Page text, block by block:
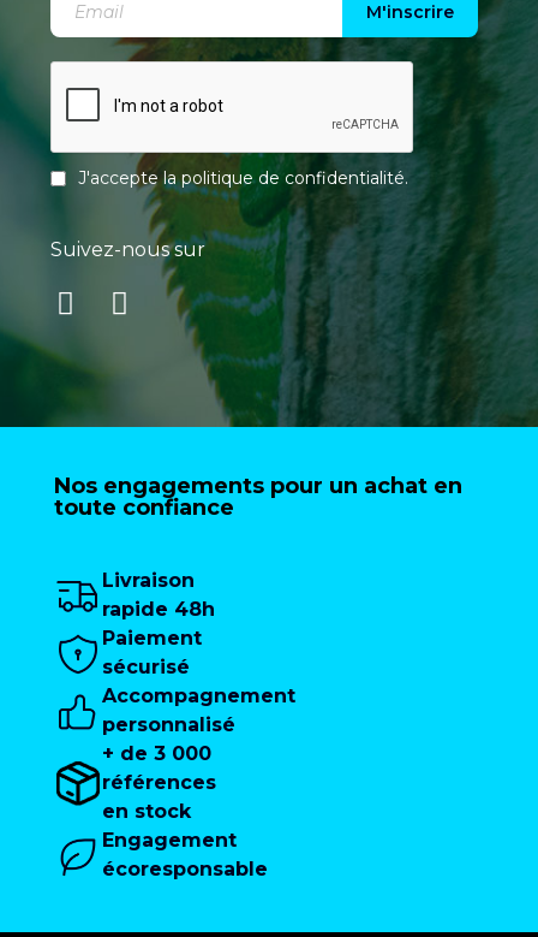
M'inscrire
J'accepte lapolitique de confidentialité.
Suivez-nous sur
Nos engagements pour un achat en
toute confiance
Livraison
rapide 48h
Paiement
sécurisé
Accompagnement
personnalisé
+ de 3 000
références
en stock
Engagement
écoresponsable